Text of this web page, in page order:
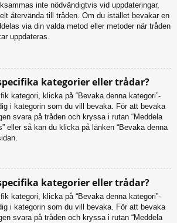
inte nödvändigtvis vid uppdateringar,
återvända till tråden. Om du istället bevakar en
via din valda metod eller metoder när tråden
uppdateras.
kategorier eller trådar?
kategori, klicka på “Bevaka denna kategori”-
i kategorin som du vill bevaka. För att bevaka
svara på tråden och kryssa i rutan “Meddela
eller så kan du klicka på länken “Bevaka denna
kategorier eller trådar?
kategori, klicka på “Bevaka denna kategori”-
i kategorin som du vill bevaka. För att bevaka
svara på tråden och kryssa i rutan “Meddela